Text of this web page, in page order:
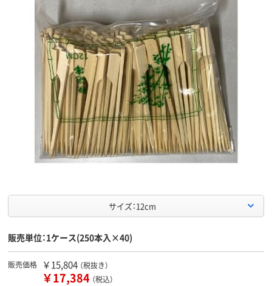
サイズ：12cm
販売単位：1ケース(250本入×40)
販売価格 ￥15,804 （税抜き）
￥17,384 （税込）